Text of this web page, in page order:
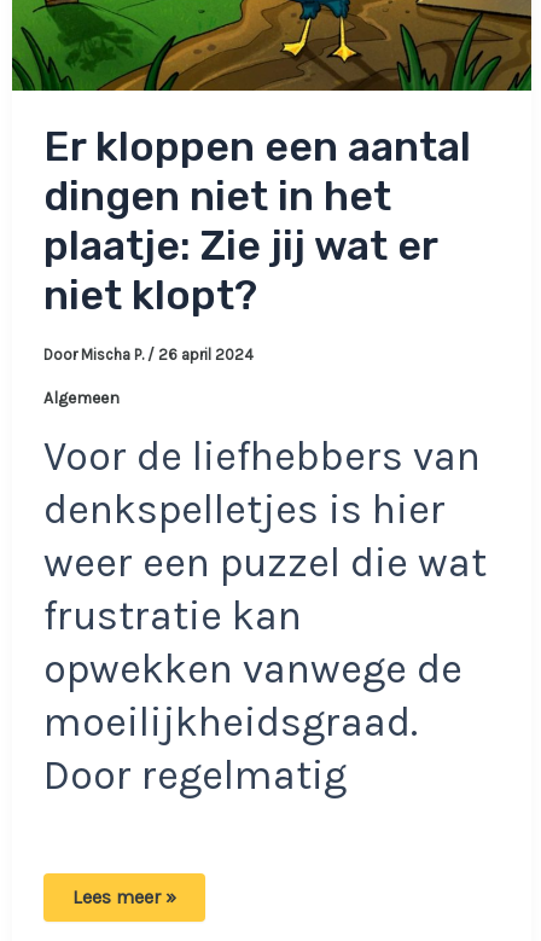
Er kloppen een aantal
dingen niet in het
plaatje: Zie jij wat er
niet klopt?
Door Mischa P. / 26 april 2024
Algemeen
Voor de liefhebbers van
denkspelletjes is hier
weer een puzzel die wat
frustratie kan
opwekken vanwege de
moeilijkheidsgraad.
Door regelmatig
Er
Lees meer »